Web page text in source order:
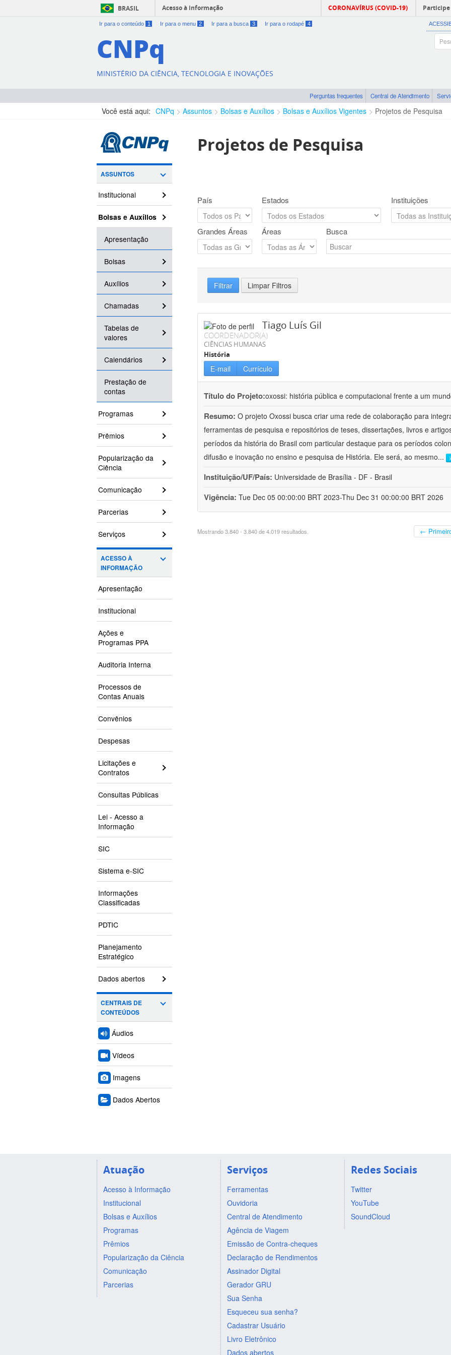
BRASIL Acesso à informação CORONAVÍRUS (COVID-19) Participe
Ir para o conteúdo 1 Ir para o menu 2 Ir para a busca 3 Ir para o rodapé 4
CNPq
MINISTÉRIO DA CIÊNCIA, TECNOLOGIA E INOVAÇÕES
Perguntas frequentes Central de Atendimento
Você está aqui: CNPq Assuntos Bolsas e Auxílios Bolsas e Auxílios Vigentes Projetos de Pesquisa
ASSUNTOS
Institucional
Bolsas e Auxílios
Apresentação
Bolsas
Auxílios
Chamadas
Tabelas de
valores
Calendários
Prestação de
contas
Programas
Prêmios
Popularização da
Ciência
Comunicação
Parcerias
Serviços
ACESSO À
INFORMAÇÃO
Apresentação
Institucional
Ações e
Programas PPA
Auditoria Interna
Processos de
Contas Anuais
Convênios
Despesas
Licitações e
Contratos
Consultas Públicas
Lei - Acesso a
Informação
SIC
Sistema e-SIC
Informações
Classificadas
PDTIC
Planejamento
Estratégico
Dados abertos
CENTRAIS DE
CONTEÚDOS
Áudios
Vídeos
Imagens
Dados Abertos
Projetos de Pesquisa
País Estados Instituições
Grandes Áreas Áreas Busca
Filtrar Limpar Filtros
Tiago Luís Gil
COORDENADOR(A)
CIÊNCIAS HUMANAS
História
E-mail Currículo
Título do Projeto:oxossi: história pública e computacional frente a um
Resumo: O projeto Oxossi busca criar uma rede de colaboração para
ferramentas de pesquisa e repositórios de teses, dissertações, livros e
períodos da história do Brasil com particular destaque para os períodos
difusão e inovação no ensino e pesquisa de História. Ele será, ao mesmo...
Instituição/UF/País: Universidade de Brasília - DF - Brasil
Vigência: Tue Dec 05 00:00:00 BRT 2023-Thu Dec 31 00:00:00 BRT 2026
Mostrando 3.840 - 3.840 de 4.019 resultados. ←
Atuação
Acesso à Informação
Institucional
Bolsas e Auxílios
Programas
Prêmios
Popularização da Ciência
Comunicação
Parcerias
Serviços
Ferramentas
Ouvidoria
Central de Atendimento
Agência de Viagem
Emissão de Contra-cheques
Declaração de Rendimentos
Assinador Digital
Gerador GRU
Sua Senha
Esqueceu sua senha?
Cadastrar Usuário
Livro Eletrônico
Dados abertos
Redes Sociais
Twitter
YouTube
SoundCloud